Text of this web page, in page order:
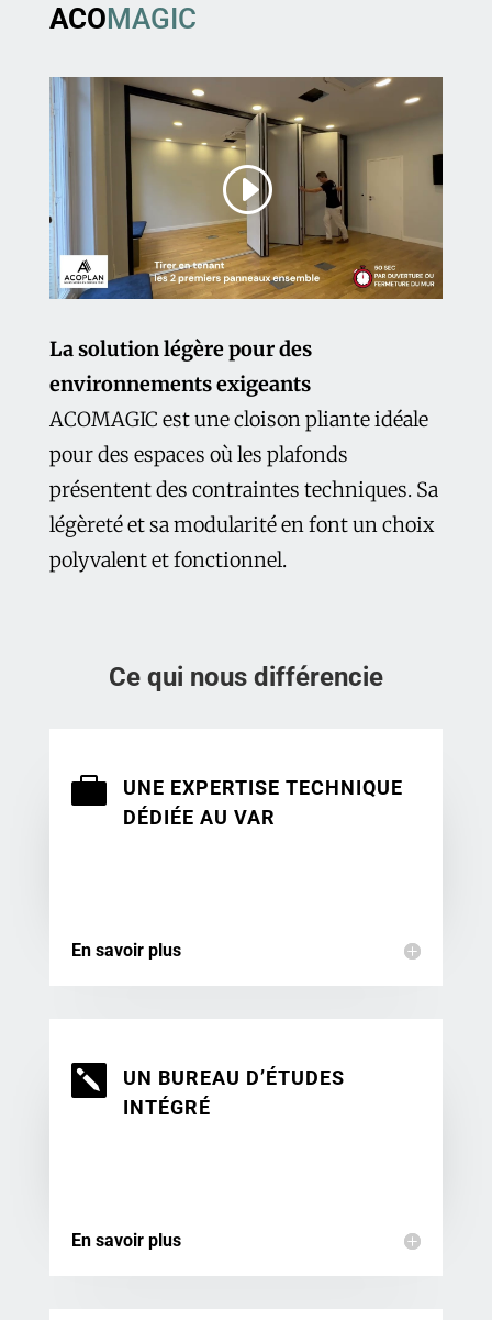
ACOMAGIC
La solution légère pour des
environnements exigeants
ACOMAGIC est une cloison pliante idéale
pour des espaces où les plafonds
présentent des contraintes techniques. Sa
légèreté et sa modularité en font un choix
polyvalent et fonctionnel.
Ce qui nous différencie

UNE EXPERTISE TECHNIQUE
DÉDIÉE AU VAR
En savoir plus

UN BUREAU D’ÉTUDES
INTÉGRÉ
En savoir plus